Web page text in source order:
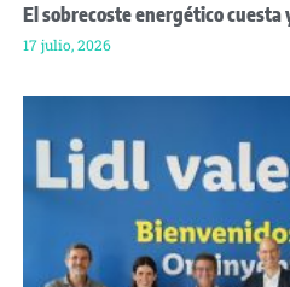
El sobrecoste energético
17 julio, 2026